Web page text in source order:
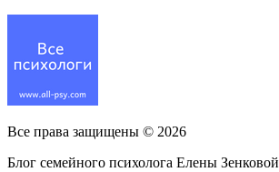
Все права защищены © 2026
Блог семейного психолога Елены Зенковой